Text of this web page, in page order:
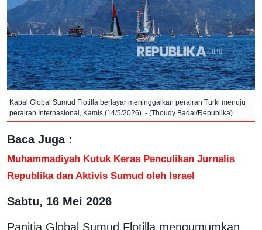
Kapal Global Sumud Flotilla berlayar meninggalkan perairan Turki menuju
perairan Internasional, Kamis (14/5/2026). - (Thoudy Badai/Republika)
Baca Juga :
Muhammadiyah Kutuk Keras Penculikan Jurnalis
Republika dan Aktivis Sumud oleh Israel
Sabtu, 16 Mei 2026
Panitia Global Sumud Flotilla mengumumkan